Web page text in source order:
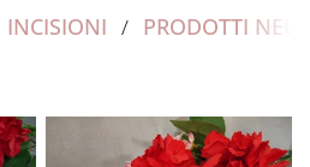
INCISIONI / PRODOTTI